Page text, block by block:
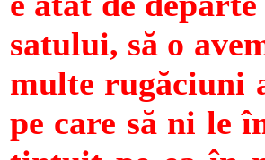
satului, să o
multe rugăciuni
pe care să ni le